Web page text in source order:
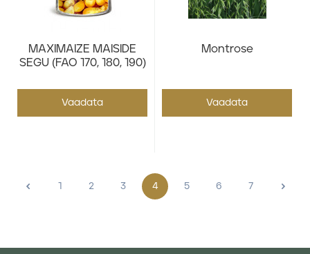
MAXIMAIZE MAISIDE
SEGU (FAO 170, 180, 190)
Vaadata
Montrose
Vaadata
< 2 3 4 5 6 7 >